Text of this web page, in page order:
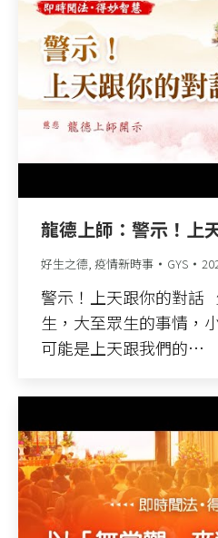
龍德上師：警示！上
好生之德, 疫情新時事 GYS
警示！上天跟你的對話
生，大至眾生的事情，
可能是上天跟我們的…